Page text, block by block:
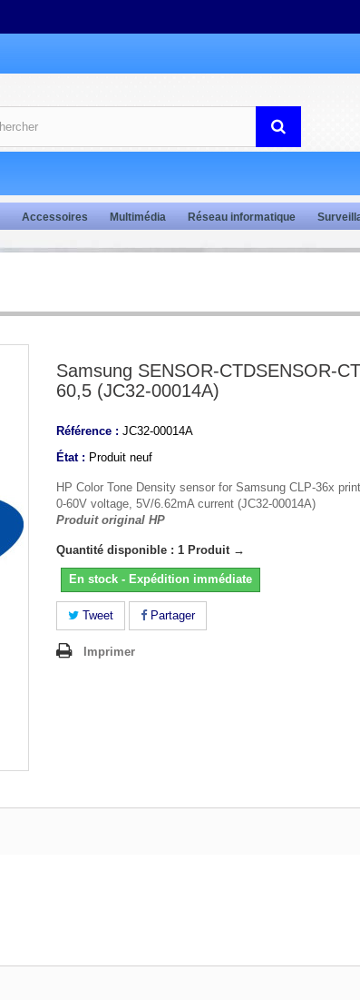
Accessoires Multimédia Réseau informatique
Samsung SENSOR-CTDSENSOR-
60,5 (JC32-00014A)
Référence : JC32-00014A
État : Produit neuf
HP Color Tone Density sensor for Samsung CLP-36x
0-60V voltage, 5V/6.62mA current (JC32-00014A)
Produit original HP
Quantité disponible : 1 Produit →
En stock - Expédition immédiate
Tweet Partager
Imprimer